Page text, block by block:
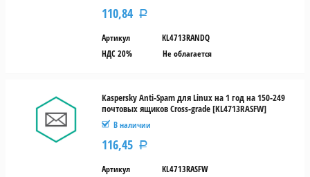
110,84 Р
Артикул
KL4713RANDQ
НДС 20%
Не облагается
Kaspersky Anti-Spam для Linux на 1 год на 150-249
почтовых ящиков Cross-grade [KL4713RASFW]
В наличии
116,45 Р
Артикул
KL4713RASFW